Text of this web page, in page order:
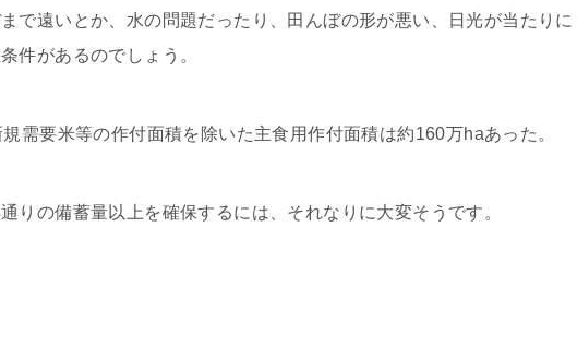
で遠いとか、水の問題だったり、田んぼの形が悪い、日光が当たりに
件があるのでしょう。
需要米等の作付面積を除いた主食用作付面積は約160万haあった。
りの備蓄量以上を確保するには、それなりに大変そうです。